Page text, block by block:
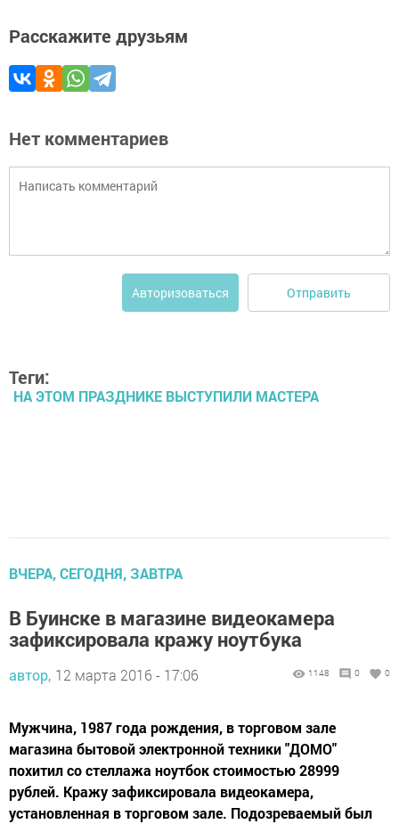
Расскажите друзьям
Нет комментариев
Авторизоваться Отправить
Теги:
НА ЭТОМ ПРАЗДНИКЕ ВЫСТУПИЛИ МАСТЕРА
ВЧЕРА, СЕГОДНЯ, ЗАВТРА
В Буинске в магазине видеокамера
зафиксировала кражу ноутбука
автор, 12 марта 2016 - 17:06 1148 0 0
Мужчина, 1987 года рождения, в торговом зале
магазина бытовой электронной техники "ДОМО"
похитил со стеллажа ноутбок стоимостью 28999
рублей. Кражу зафиксировала видеокамера,
установленная в торговом зале. Подозреваемый был